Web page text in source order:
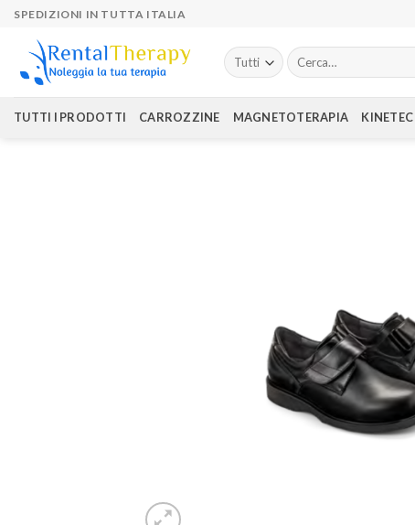
Skip
content
SPEDIZIONI IN TUTTA ITALIA
Cerca:
TUTTI I PRODOTTI CARROZZINE MAGNETOTERAPIA KINETEC